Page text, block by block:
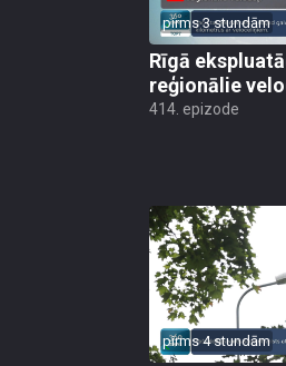
pirms 3 stundām
Rīgā
reģionālie
414. epizode
pirms 4 stundām